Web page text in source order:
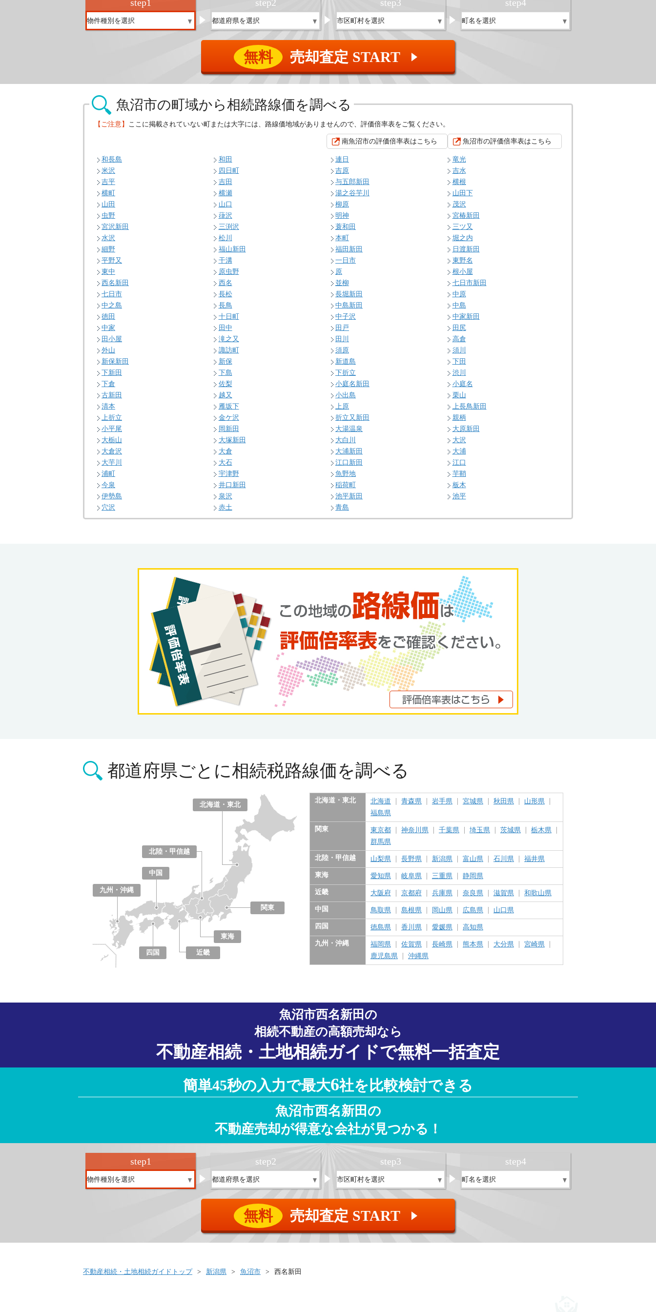
step1 step2 step3 step4
無料 売却査定 START ▲
魚沼市の町域から相続路線価を調べる
【ご注意】 ここに掲載されていない町または大字には、路線価地域がありませんので、評価倍率表をご覧ください。
魚沼市の評価倍率表はこちら
南魚沼市の評価倍率表はこちら
和長島 和田 連日
竜光
米沢
四日町 吉原
吉水
吉平
吉田 与五郎新田
横根
横町
横瀬 湯之谷芋川
山田下
山田
山口 柳原
茂沢
虫野
葎沢 明神
宮椿新田
宮沢新田
三渕沢 蓑和田
三ツ又
水沢
松川 本町
堀之内
細野
福山新田 福田新田
日渡新田
平野又
干溝 一日市
東野名
東中
原虫野 原
根小屋
西名新田
西名 並柳
七日市新田
七日市
長松 長堀新田
中原
中之島
長鳥 中島新田
中島
徳田
十日町 中子沢
中家新田
中家
田中 田戸
田尻
田小屋
滝之又 田川
高倉
外山
諏訪町 須原
須川
新保新田
新保 新道島
下田
下新田
下島 下折立
渋川
下倉
佐梨 小庭名新田
小庭名
古新田
越又 小出島
栗山
清本
雁坂下 上原
上長鳥新田
上折立
金ケ沢 折立又新田
親柄
小平尾
岡新田 大湯温泉
大原新田
大栃山
大塚新田 大白川
大沢
大倉沢
大倉 大浦新田
大浦
大芋川
大石 江口新田
江口
浦町
宇津野 魚野地
芋鞘
今泉
井口新田 稲荷町
板木
伊勢島
泉沢 池平新田
池平
穴沢
赤土 青島
都道府県ごとに相続税路線価を調べる
北海道・東北
関東
北陸・甲信越
東海
愛知県
岐阜県
三重県
静岡県
近畿
中国
四国
九州・沖縄
北海道・東北 北海道 青森県 岩手県 宮城県 秋田県
山形県
福島県
関東 東京都 神奈川県 千葉県 埼玉県 茨城県
栃木県
群馬県
北陸・甲信越 山梨県 長野県 新潟県 富山県 石川県 福井県
東海 愛知県 岐阜県 三重県 静岡県
近畿 大阪府 京都府 兵庫県 奈良県 滋賀県 和歌山県
中国 鳥取県 島根県 岡山県 広島県 山口県
四国 徳島県 香川県 愛媛県 高知県
九州・沖縄 福岡県 佐賀県 長崎県 熊本県 大分県
宮崎県
鹿児島県
沖縄県
魚沼市西名新田の
相続不動産の高額売却なら
不動産相続・土地相続ガイドで無料一括査定
簡単45秒の入力で最大6社を比較検討できる
魚沼市西名新田の
不動産売却が得意な会社が見つかる！
step1 step2 step3 step4
無料 売却査定 START ▲
不動産相続・土地相続ガイドトップ 新潟県 魚沼市 西名新田